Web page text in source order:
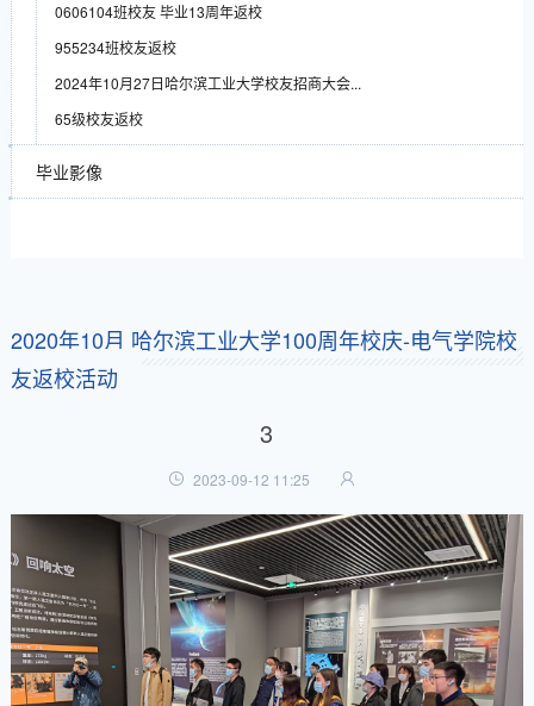
0606104班校友 毕业13周年返校
955234班校友返校
2024年10月27日哈尔滨工业大学校友招商大会...
65级校友返校
毕业影像
2020年10月 哈尔滨工业大学100周年校庆-电气学院校
友返校活动
3
2023-09-12 11:25